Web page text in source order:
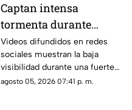
Captan intensa
tormenta durante
recorrido del Cablebús
en CDMX
Videos difundidos en redes
sociales muestran la baja
visibilidad durante una fuerte
lluvia registrada en la Ciudad
agosto 05, 2026 07:41 p. m.